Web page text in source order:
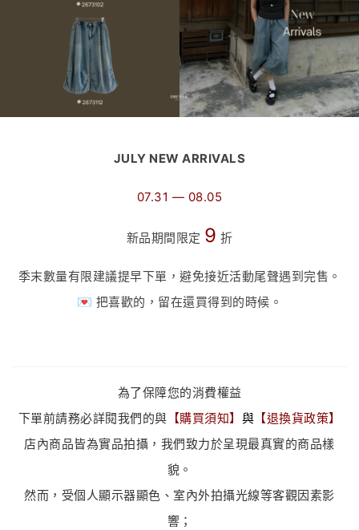
JULY NEW ARRIVALS
07.31 — 08.05
新品期間限定 9 折
季末數量有限建議提早下單，避免接近活動尾聲遇到完售。
💌 把喜歡的，留在還買得到的時候。
為了保障您的消費權益
下單前請務必詳閱我們的與 【購買須知】 與 【退換貨政策】
店內商品皆為實品拍攝，我們致力於呈現最真實的商品樣
貌。
然而，受個人顯示器顯色、室內外拍攝光線等客觀因素影
響；